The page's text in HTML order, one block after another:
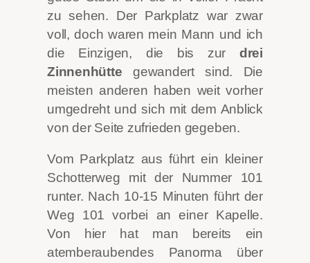
zu sehen. Der Parkplatz war zwar
voll, doch waren mein Mann und ich
die Einzigen, die bis zur drei
Zinnenhütte gewandert sind. Die
meisten anderen haben weit vorher
umgedreht und sich mit dem Anblick
von der Seite zufrieden gegeben.
Vom Parkplatz aus führt ein kleiner
Schotterweg mit der Nummer 101
runter. Nach 10-15 Minuten führt der
Weg 101 vorbei an einer Kapelle.
Von hier hat man bereits ein
atemberaubendes Panorma über